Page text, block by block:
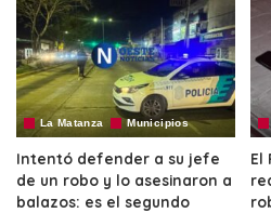
La Matanza Municipios
Intentó defender a su jefe
de un robo y lo asesinaron a
balazos: es el segundo
El